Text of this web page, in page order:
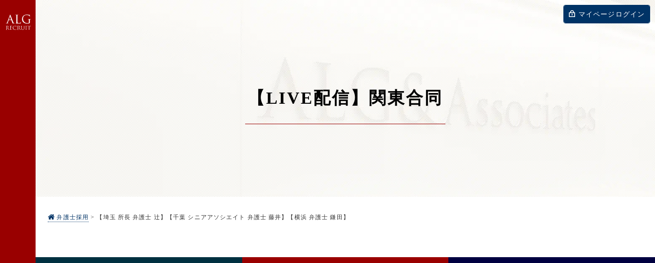
マイページログイン
【LIVE配信】関東合同
弁護士採用 > 【埼玉 所長 弁護士 辻】【千葉 シニアアソシエイト 弁護士 藤井】【横浜 弁護士 鎌田】